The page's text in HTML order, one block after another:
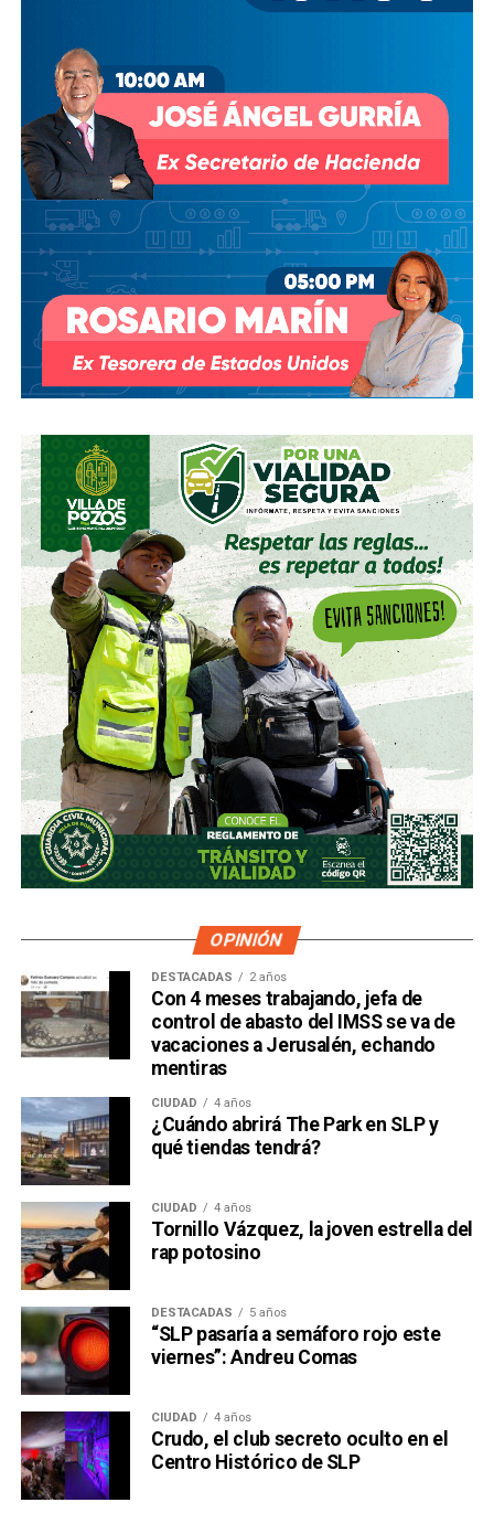
OPINIÓN
DESTACADAS 2 años
Con 4 meses trabajando, jefa de
control de abasto del IMSS se va de
vacaciones a Jerusalén, echando
mentiras
CIUDAD 4 años
¿Cuándo abrirá The Park en SLP y
qué tiendas tendrá?
CIUDAD 4 años
Tornillo Vázquez, la joven estrella del
rap potosino
DESTACADAS 5 años
“SLP pasaría a semáforo rojo este
viernes”: Andreu Comas
CIUDAD 4 años
Crudo, el club secreto oculto en el
Centro Histórico de SLP